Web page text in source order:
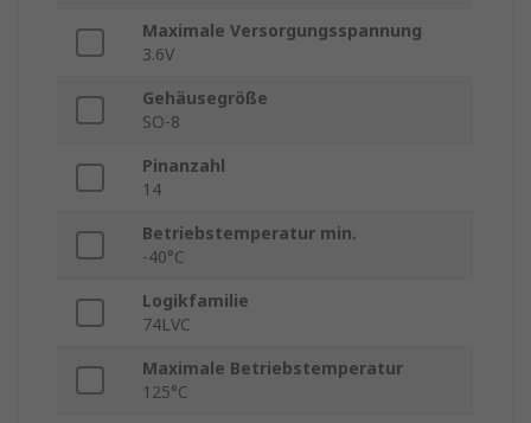
Maximale Versorgungsspannung
3.6V
Gehäusegröße
SO-8
Pinanzahl
14
Betriebstemperatur min.
-40°C
Logikfamilie
74LVC
Maximale Betriebstemperatur
125°C